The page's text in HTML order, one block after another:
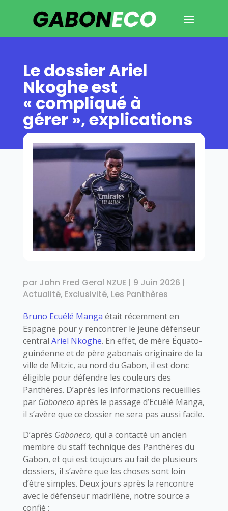
Le dossier Ariel
Nkoghe est
« compliqué à
gérer », explications
par John Fred Geral NZUE | 9 Juin 2026 |
Actualité, Exclusivité, Les Panthères
Bruno Ecuélé Manga était récemment en
Espagne pour y rencontrer le jeune défenseur
central Ariel Nkoghe. En effet, de mère Équato-
guinéenne et de père gabonais originaire de la
ville de Mitzic, au nord du Gabon, il est donc
éligible pour défendre les couleurs des
Panthères. D’après les informations recueillies
par Gabonecoaprès le passage d’Ecuélé Manga,
il s’avère que ce dossier ne sera pas aussi facile.
D’après Gaboneco, qui a contacté un ancien
membre du staff technique des Panthères du
Gabon, et qui est toujours au fait de plusieurs
dossiers, il s’avère que les choses sont loin
d’être simples. Deux jours après la rencontre
avec le défenseur madrilène, notre source a
confié :